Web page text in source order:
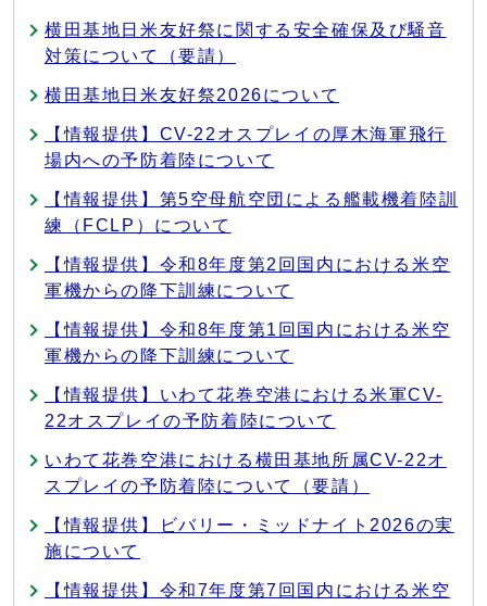
横田基地日米友好祭に関する安全確保及び騒音
対策について（要請）
横田基地日米友好祭2026について
【情報提供】CV-22オスプレイの厚木海軍飛行
場内への予防着陸について
【情報提供】第5空母航空団による艦載機着陸訓
練（FCLP）について
【情報提供】令和8年度第2回国内における米空
軍機からの降下訓練について
【情報提供】令和8年度第1回国内における米空
軍機からの降下訓練について
【情報提供】いわて花巻空港における米軍CV-
22オスプレイの予防着陸について
いわて花巻空港における横田基地所属CV-22オ
スプレイの予防着陸について（要請）
【情報提供】ビバリー・ミッドナイト2026の実
施について
【情報提供】令和7年度第7回国内における米空